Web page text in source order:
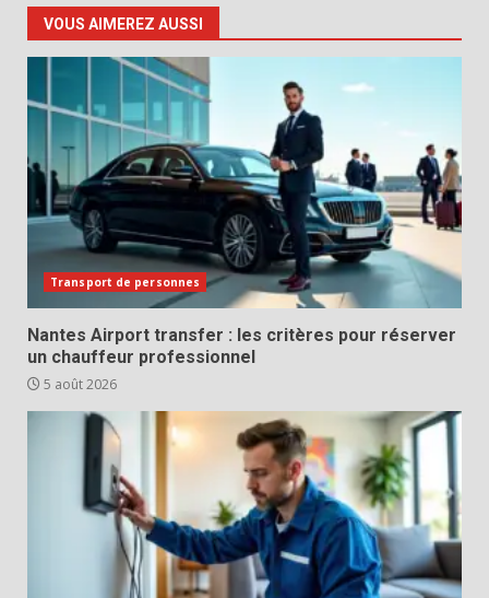
VOUS AIMEREZ AUSSI
Transport de personnes
Nantes Airport transfer : les critères pour réserver
un chauffeur professionnel
5 août 2026